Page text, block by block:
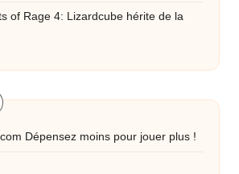
of Rage 4: Lizardcube hérite de la
Dépensez moins pour jouer plus !